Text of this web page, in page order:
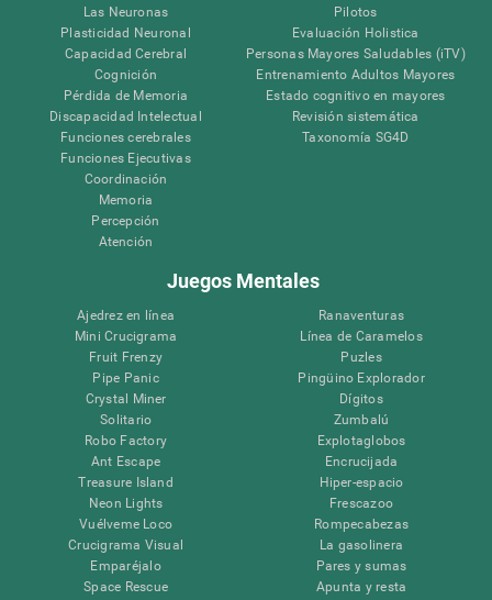
Las Neuronas
Plasticidad Neuronal
Capacidad Cerebral
Cognición
Pérdida de Memoria
Discapacidad Intelectual
Funciones cerebrales
Funciones Ejecutivas
Coordinación
Memoria
Percepción
Atención
Pilotos
Evaluación Holistica
Personas Mayores Saludables (iTV)
Entrenamiento Adultos Mayores
Estado cognitivo en mayores
Revisión sistemática
Taxonomía SG4D
Juegos Mentales
Ajedrez en línea
Mini Crucigrama
Fruit Frenzy
Pipe Panic
Crystal Miner
Solitario
Robo Factory
Ant Escape
Treasure Island
Neon Lights
Vuélveme Loco
Crucigrama Visual
Emparéjalo
Space Rescue
Ranaventuras
Línea de Caramelos
Puzles
Pingüino Explorador
Dígitos
Zumbalú
Explotaglobos
Encrucijada
Hiper-espacio
Frescazoo
Rompecabezas
La gasolinera
Pares y sumas
Apunta y resta